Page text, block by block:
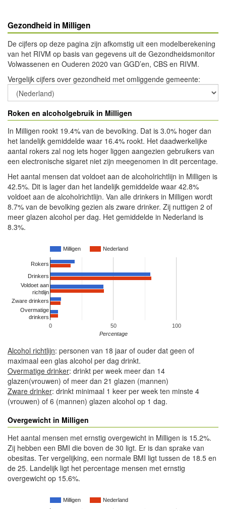
Gezondheid in Milligen
De cijfers op deze pagina zijn afkomstig uit een modelberekening
van het RIVM op basis van gegevens uit de Gezondheidsmonitor
Volwassenen en Ouderen 2020 van GGD’en, CBS en RIVM.
Vergelijk cijfers over gezondheid met omliggende gemeente:
Roken en alcoholgebruik in Milligen
In Milligen rookt 19.4% van de bevolking. Dat is 3.0% hoger dan
het landelijk gemiddelde waar 16.4% rookt. Het daadwerkelijke
aantal rokers zal nog iets hoger liggen aangezien gebruikers van
een electronische sigaret niet zijn meegenomen in dit percentage.
Het aantal mensen dat voldoet aan de alcoholrichtlijn in Milligen is
42.5%. Dit is lager dan het landelijk gemiddelde waar 42.8%
voldoet aan de alcoholrichtlijn. Van alle drinkers in Milligen wordt
8.7% van de bevolking gezien als zware drinker. Zij nuttigen 2 of
meer glazen alcohol per dag. Het gemiddelde in Nederland is
8.3%.
Milligen Nederland
0 50 100
Rokers
Drinkers
Voldoet aan
richtlijn
Zware drinkers
Overmatige
drinkers
Percentage
Alcohol richtlijn: personen van 18 jaar of ouder dat geen of
maximaal een glas alcohol per dag drinkt.
Overmatige drinker: drinkt per week meer dan 14
glazen(vrouwen) of meer dan 21 glazen (mannen)
Zware drinker: drinkt minimaal 1 keer per week ten minste 4
(vrouwen) of 6 (mannen) glazen alcohol op 1 dag.
Overgewicht in Milligen
Het aantal mensen met ernstig overgewicht in Milligen is 15.2%.
Zij hebben een BMI die boven de 30 ligt. Er is dan sprake van
obesitas. Ter vergelijking, een normale BMI ligt tussen de 18.5 en
de 25. Landelijk ligt het percentage mensen met ernstig
overgewicht op 15.6%.
Milligen Nederland